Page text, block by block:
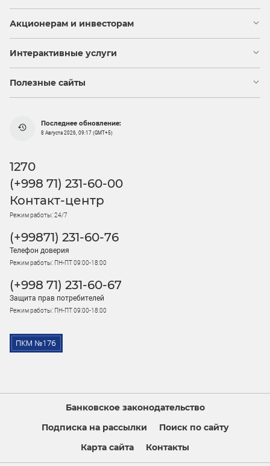
Акционерам и инвесторам
Интерактивные услуги
Полезные сайты
Последнее обновление:
8 Августа 2026, 09:17 (GMT+5)
1270
(+998 71) 231-60-00
Контакт-центр
Режим работы: 24/7
(+99871) 231-60-76
Телефон доверия
Режим работы: ПН-ПТ 09:00-18:00
(+998 71) 231-60-67
Защита прав потребителей
Режим работы: ПН-ПТ 09:00-18:00
Банковское законодательство
Подписка на рассылки
Поиск по сайту
Карта сайта
Контакты